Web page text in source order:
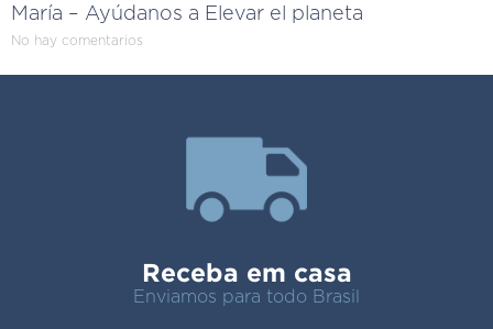
María – Ayúdanos a Elevar el planeta
No hay comentarios
Receba em casa
Enviamos para todo Brasil